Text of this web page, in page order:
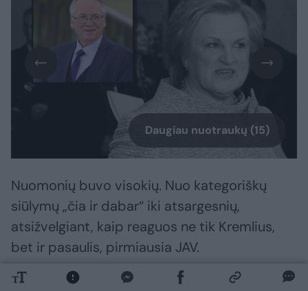
Daugiau nuotraukų (15)
Nuomonių buvo visokių. Nuo kategoriškų
siūlymų „čia ir dabar“ iki atsargesnių,
atsižvelgiant, kaip reaguos ne tik Kremlius,
bet ir pasaulis, pirmiausia JAV.